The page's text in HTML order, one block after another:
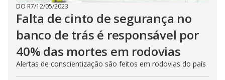
DO R7/12/05/2023
Falta de cinto de segurança no
banco de trás é responsável por
40% das mortes em rodovias
Alertas de conscientização são feitos em rodovias do país